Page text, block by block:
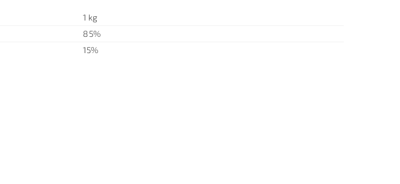
1 kg
85%
15%